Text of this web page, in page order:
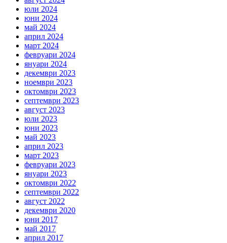
юли 2024
юни 2024
май 2024
април 2024
март 2024
февруари 2024
януари 2024
декември 2023
ноември 2023
октомври 2023
септември 2023
август 2023
юли 2023
юни 2023
май 2023
април 2023
март 2023
февруари 2023
януари 2023
октомври 2022
септември 2022
август 2022
декември 2020
юни 2017
май 2017
април 2017